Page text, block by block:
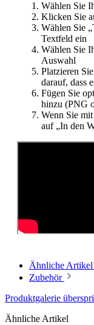
Wählen Sie
Klicken Sie
Wählen Sie
Textfeld ein
Wählen Sie
Auswahl
Platzieren
darauf, dass
Fügen Sie
hinzu (PNG
Wenn Sie
auf „In den
Ähnliche Artikel
Zubehör
Produktgalerie
Ähnliche Artikel